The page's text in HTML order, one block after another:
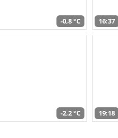
-0,8 °C 16:37
-2,2 °C 19:18